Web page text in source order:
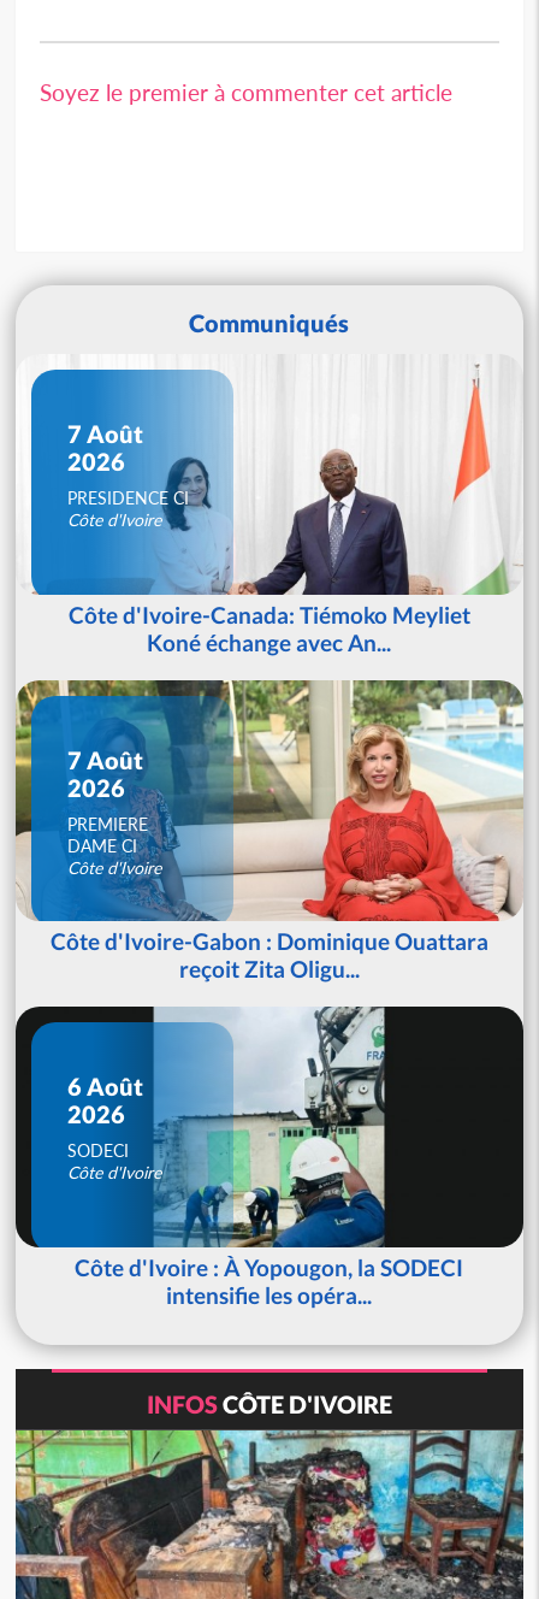
Soyez le premier à commenter cet article
Communiqués
7 Août
2026
PRESIDENCE CI
Côte d'Ivoire
Côte d'Ivoire-Canada: Tiémoko Meyliet
Koné échange avec An...
7 Août
2026
PREMIERE
DAME CI
Côte d'Ivoire
Côte d'Ivoire-Gabon : Dominique Ouattara
reçoit Zita Oligu...
6 Août
2026
SODECI
Côte d'Ivoire
Côte d'Ivoire : À Yopougon, la SODECI
intensifie les opéra...
INFOSCÔTE D'IVOIRE